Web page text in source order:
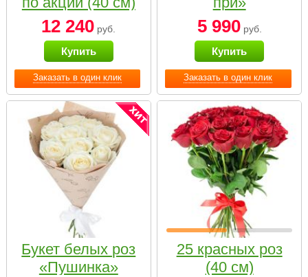
Заказать в один клик
12 240 руб.
Купить
Заказать в один клик
5 990руб.
Купить
Букет белых роз
«Пушинка»
25 красных роз
(40 см)